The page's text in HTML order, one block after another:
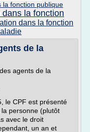
la fonction publique
la fonction
dans la fonction
de la
agents de la
le CPF est présenté
personne (plutôt
avec le droit
un an et